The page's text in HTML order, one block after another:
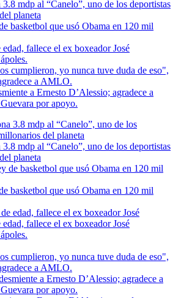
mdp al “Canelo”, uno de los deportistas
planeta
basketbol que usó Obama en 120 mil
fallece el ex boxeador José
cumplieron, yo nunca tuve duda de eso",
a AMLO.
a Ernesto D’Alessio; agradece a
por apoyo.
mdp al “Canelo”, uno de los deportistas
planeta
basketbol que usó Obama en 120 mil
fallece el ex boxeador José
cumplieron, yo nunca tuve duda de eso",
a AMLO.